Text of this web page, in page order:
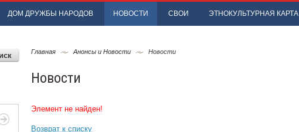
ДОМ ДРУЖБЫ НАРОДОВ НОВОСТИ СВОИ ЭТНОКУЛЬТУРНАЯ КАРТА
Главная Анонсы и Новости Новости
Новости
Элемент не найден!
Возврат к списку